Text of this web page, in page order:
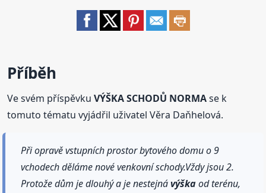
Příběh
Ve svém příspěvkuVÝŠKA SCHODŮ NORMAse k
tomuto tématu vyjádřil uživatel Věra Daňhelová.
Při opravě vstupních prostor bytového domu o 9
vchodech děláme nové venkovní schody.Vždy jsou 2.
Protože dům je dlouhý a je nestejnávýškaod terénu,